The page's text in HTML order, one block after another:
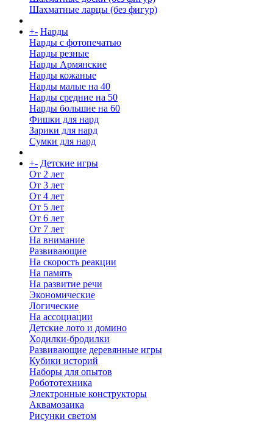
Шахматные ларцы (без фигур)
+- Нарды
Нарды с фотопечатью
Нарды резные
Нарды Армянские
Нарды кожаные
Нарды малые на 40
Нарды средние на 50
Нарды большие на 60
Фишки для нард
Зарики для нард
Сумки для нард
+- Детские игры
От 2 лет
От 3 лет
От 4 лет
От 5 лет
От 6 лет
От 7 лет
На внимание
Развивающие
На скорость реакции
На память
На развитие речи
Экономические
Логические
На ассоциации
Детские лото и домино
Ходилки-бродилки
Развивающие деревянные игры
Кубики историй
Наборы для опытов
Робототехника
Электронные конструкторы
Аквамозаика
Рисунки светом